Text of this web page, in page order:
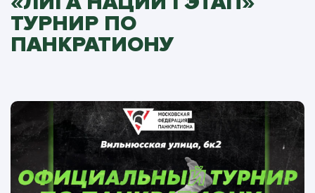
ТУРНИР ПО
ПАНКРАТИОНУ